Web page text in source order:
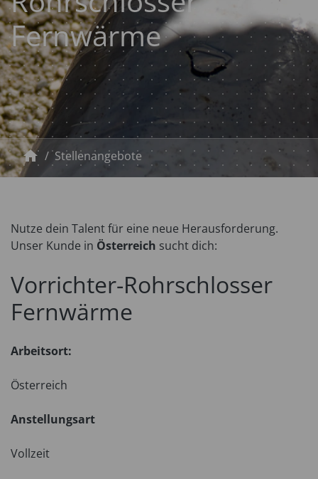
Fernwärme
home Stellenangebote
Nutze dein Talent für eine neue Herausforderung.
Unser Kunde in Österreich sucht dich:
Vorrichter-Rohrschlosser
Fernwärme
Arbeitsort:
Österreich
Anstellungsart
Vollzeit